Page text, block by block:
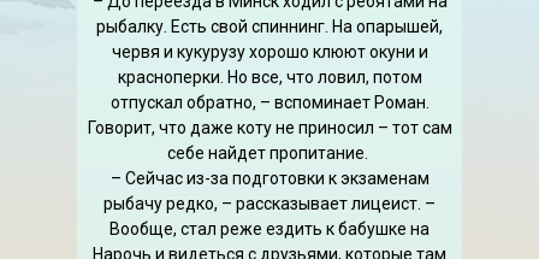
рыбалку. Есть свой спиннинг. На опарышей,
червя и кукурузу хорошо клюют окуни и
красноперки. Но все, что ловил, потом
отпускал обратно, – вспоминает Роман.
Говорит, что даже коту не приносил – тот сам
себе найдет пропитание.
– Сейчас из-за подготовки к экзаменам
рыбачу редко, – рассказывает лицеист. –
Вообще, стал реже ездить к бабушке на
Нарочь и видеться с друзьями, которые там